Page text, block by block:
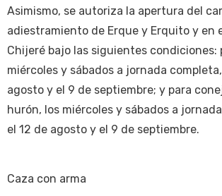
Asimismo, se autoriza la apertura del
adiestramiento de Erque y Erquito y en
Chijeré bajo las siguientes condiciones:
miércoles y sábados a jornada
agosto y el 9 de septiembre; y para
hurón, los miércoles y sábados a
el 12 de agosto y el 9 de septiembre.
Caza con arma